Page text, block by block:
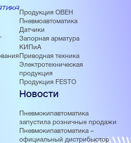
Продукция ОВЕН
Пневмоавтоматика
Датчики
Запорная арматура
КИПиА
Приводная техника
Электротехническая
продукция
Продукция FESTO
Новости
Пневмокипавтоматика
запустила розничные продажи
Пневмокипавтоматика –
официальный дистрибьютор